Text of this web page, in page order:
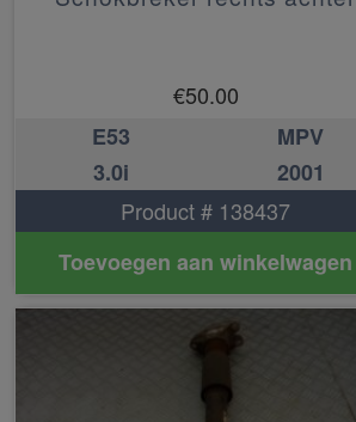
€50.00
E53
MPV
3.0i
2001
Product # 138437
Toevoegen aan winkelwagen